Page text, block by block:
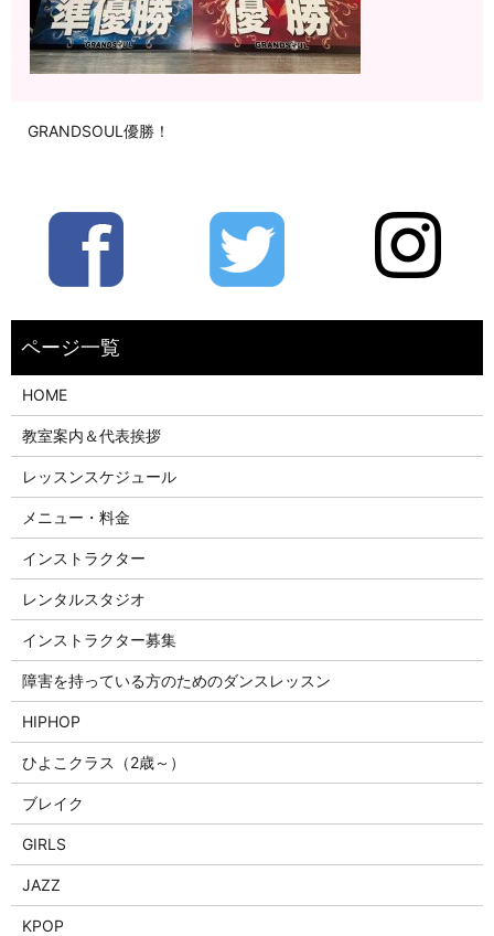
GRANDSOUL優勝！
HOME
教室案内＆代表挨拶
レッスンスケジュール
メニュー・料金
インストラクター
レンタルスタジオ
インストラクター募集
障害を持っている方のためのダンスレッスン
HIPHOP
ひよこクラス（2歳～）
ブレイク
GIRLS
JAZZ
KPOP